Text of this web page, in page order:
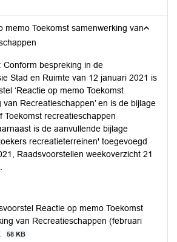
memo Toekomst samenwerking van
Conform bespreking in de
Stad en Ruimte van 12 januari 2021 is
‘Reactie op memo Toekomst
Recreatieschappen’ en is de bijlage
Toekomst recreatieschappen
is de aanvullende bijlage
recreatieterreinen' toegevoegd
Raadsvoorstellen weekoverzicht 21
Reactie op memo Toekomst
van Recreatieschappen (februari
58 KB